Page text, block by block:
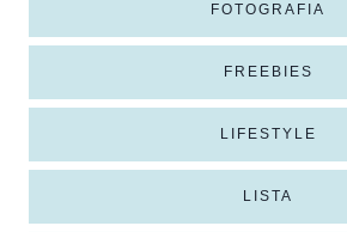
FOTOGRAFIA
FREEBIES
LIFESTYLE
LISTA